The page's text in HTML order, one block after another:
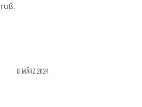
8. MÄRZ 2024